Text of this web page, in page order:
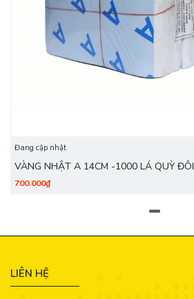
Đang cập nhật
VÀNG NHẬT A 14CM -1000 LÁ QUỲ ĐÔI
700.000₫
LIÊN HỆ